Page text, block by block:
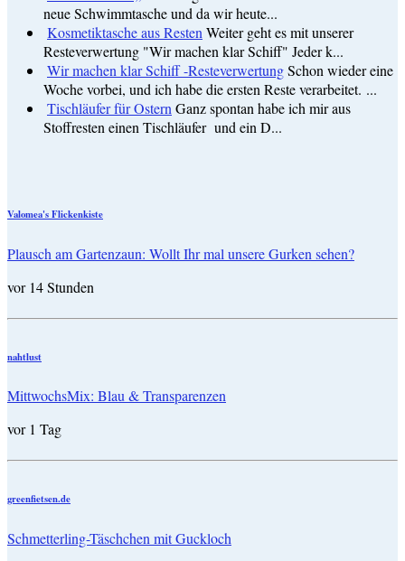
neue Schwimmtasche und da wir heute...
Kosmetiktasche aus Resten Weiter geht es mit unserer
Resteverwertung "Wir machen klar Schiff" Jeder k...
Wir machen klar Schiff -ResteverwertungSchon wieder eine
Woche vorbei, und ich habe die ersten Reste verarbeitet. ...
Tischläufer für Ostern Ganz spontan habe ich mir aus
Stoffresten einen Tischläufer und ein D...
Valomea's Flickenkiste
Plausch am Gartenzaun: Wollt Ihr mal unsere Gurken sehen?
vor 14 Stunden
nahtlust
MittwochsMix: Blau & Transparenzen
vor 1 Tag
greenfietsen.de
Schmetterling-Täschchen mit Guckloch